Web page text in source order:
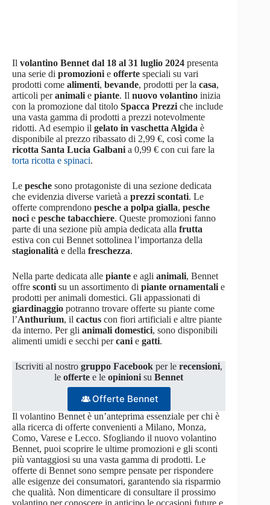
Il volantino Bennet dal 18 al 31 luglio 2024 presenta
una serie di promozioni e offerte speciali su vari
prodotti come alimenti, bevande, prodotti per la casa,
articoli peranimali e piante. Il nuovo volantino inizia
con la promozione dal titolo Spacca Prezzi che include
una vasta gamma di prodotti a prezzi notevolmente
ridotti. Ad esempio il gelato in vaschetta Algida è
disponibile al prezzo ribassato di 2,99 €, così come la
ricotta Santa Lucia Galbani a 0,99 € con cui fare la
torta ricotta e spinaci.
Le pesche sono protagoniste di una sezione dedicata
che evidenzia diverse varietà a prezzi scontati. Le
offerte comprendono pesche a polpa gialla, pesche
noci e pesche tabacchiere. Queste promozioni fanno
parte di una sezione più ampia dedicata alla frutta
estiva con cui Bennet sottolinea l’importanza della
stagionalità e della freschezza.
Nella parte dedicata alle piante e agli animali, Bennet
offre sconti su un assortimento di piante ornamentali e
prodotti per animali domestici. Gli appassionati di
giardinaggio potranno trovare offerte su piante come
l’Anthurium, il cactus con fiori artificiali e altre piante
da interno. Per gli animali domestici, sono disponibili
alimenti umidi e secchi percani e gatti.
Iscriviti al nostrogruppo Facebook per lerecensioni,
leofferte e leopinionisuBennet
Offerte Bennet
Il volantino Bennet è un’anteprima essenziale per chi è
alla ricerca di offerte convenienti a Milano, Monza,
Como, Varese e Lecco. Sfogliando il nuovo volantino
Bennet, puoi scoprire le ultime promozioni e gli sconti
più vantaggiosi su una vasta gamma di prodotti. Le
offerte di Bennet sono sempre pensate per rispondere
alle esigenze dei consumatori, garantendo sia risparmio
che qualità. Non dimenticare di consultare il prossimo
volantino per conoscere in anticipo le occasioni future e